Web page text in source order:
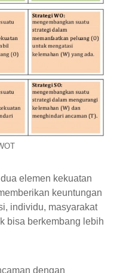
elemen kekuatan
keuntungan
individu, masyarakat
bisa berkembang lebih
dengan